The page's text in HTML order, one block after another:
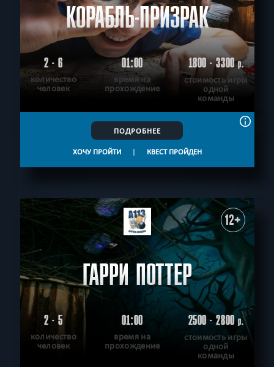
КОРАБЛЬ-ПРИЗРАК
2 - 6
количество
человек
01:00
время на
прохождение
1800 - 3300р.
стоимость игры
одной
команды
ПОДРОБНЕЕ
ХОЧУ ПРОЙТИ | КВЕСТ ПРОЙДЕН
12+
ГАРРИ ПОТТЕР
2 - 5
количество
человек
01:00
время на
прохождение
2500 - 2800р.
стоимость игры
одной
команды